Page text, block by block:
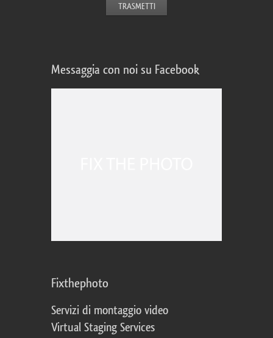
Messaggia con noi su Facebook
Fixthephoto
Servizi di montaggio video
Virtual Staging Services